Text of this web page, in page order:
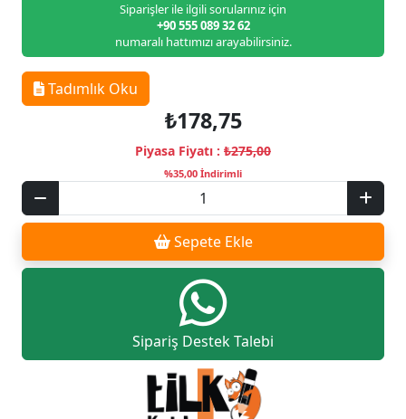
Siparişler ile ilgili sorularınız için
+90 555 089 32 62
numaralı hattımızı arayabilirsiniz.
Tadımlık Oku
₺178,75
Piyasa Fiyatı : ₺275,00
%35,00 İndirimli
Sepete Ekle
Sipariş Destek Talebi